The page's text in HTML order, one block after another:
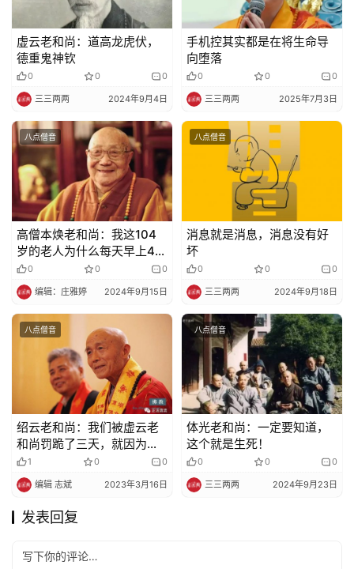
声
明
虚云老和尚：道高龙虎伏，
德重鬼神钦
0 0 0
三三两两 2024年9月4日
手机控其实都是在将生命导
向堕落
0 0 0
三三两两 2025年7月3日
八点僧音
高僧本焕老和尚：我这104
岁的老人为什么每天早上4点
18分起床？
0 0 0
编辑：庄雅婷 2024年9月15日
八点僧音
消息就是消息，消息没有好
坏
0 0 0
三三两两 2024年9月18日
八点僧音
绍云老和尚：我们被虚云老
和尚罚跪了三天，就因为偷
吃了这样东西
1 0 0
编辑 志斌 2023年3月16日
八点僧音
体光老和尚：一定要知道，
这个就是生死！
0 0 0
三三两两 2024年9月23日
发表回复